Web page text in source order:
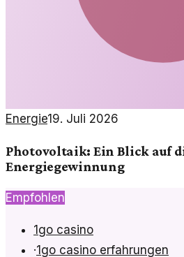
Energie19. Juli 2026
Photovoltaik: Ein Blick auf
Energiegewinnung
Empfohlen
1go casino
·1go casino erfahrungen